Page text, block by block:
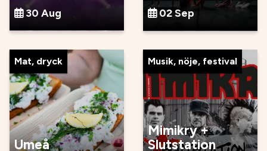
30 Aug 02 Sep
Mat, dryck
Umeå
Musik, nöje, festival
Mimikry +
Slutstation